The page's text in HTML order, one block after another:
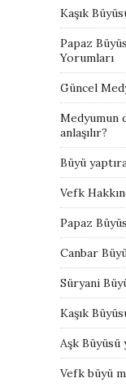
Kaşık
Papaz
Yorumları
Güncel
Medyumun
anlaşılır?
Büyü
Vefk
Papaz
Canbar
Süryani
Kaşık
Aşk Büyüsü
Vefk büyü